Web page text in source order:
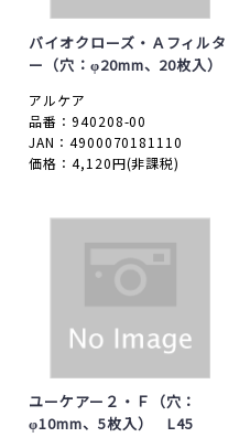
バイオクローズ・Ａフィルタ
ー（穴：φ20mm、20枚入）
アルケア
品番：940208-00
JAN：4900070181110
価格：4,120円(非課税)
ユーケアー２・Ｆ（穴：
φ10mm、5枚入） L45